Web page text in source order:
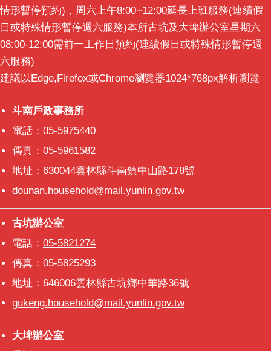
主
題
區
民
交
相
連
結
情形暫停預約)，周六上午8:00~12:00延長上班服務(連續假
日或特殊情形暫停週六服務)本所古坑及大埤辦公室星期六
08:00-12:00需前一工作日預約(連續假日或特殊情形暫停週
六服務)
建議以Edge,Firefox或Chrome瀏覽器1024*768px解析瀏覽
斗南戶政事務所
斗南戶政事務所
電話： 05-5975440
傳真：05-5961582
地址：630044雲林縣斗南鎮中山路178號
dounan.household@mail.yunlin.gov.tw
古坑辦公室
古坑辦公室
電話： 05-5821274
傳真：05-5825293
地址：646006雲林縣古坑鄉中華路36號
gukeng.household@mail.yunlin.gov.tw
大埤辦公室
大埤辦公室